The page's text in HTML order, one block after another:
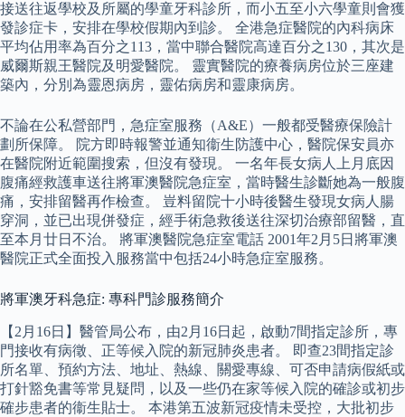
接送往返學校及所屬的學童牙科診所，而小五至小六學童則會獲
發診症卡，安排在學校假期內到診。 全港急症醫院的內科病床
平均佔用率為百分之113，當中聯合醫院高達百分之130，其次是
威爾斯親王醫院及明愛醫院。 靈實醫院的療養病房位於三座建
築內，分別為靈恩病房，靈佑病房和靈康病房。
不論在公私營部門，急症室服務（A&E）一般都受醫療保險計
劃所保障。 院方即時報警並通知衞生防護中心，醫院保安員亦
在醫院附近範圍搜索，但沒有發現。 一名年長女病人上月底因
腹痛經救護車送往將軍澳醫院急症室，當時醫生診斷她為一般腹
痛，安排留醫再作檢查。 豈料留院十小時後醫生發現女病人腸
穿洞，並已出現併發症，經手術急救後送往深切治療部留醫，直
至本月廿日不治。 將軍澳醫院急症室電話 2001年2月5日將軍澳
醫院正式全面投入服務當中包括24小時急症室服務。
將軍澳牙科急症: 專科門診服務簡介
【2月16日】醫管局公布，由2月16日起，啟動7間指定診所，專
門接收有病徵、正等候入院的新冠肺炎患者。 即查23間指定診
所名單、預約方法、地址、熱線、關愛專線、可否申請病假紙或
打針豁免書等常見疑問，以及一些仍在家等候入院的確診或初步
確步患者的衞生貼士。 本港第五波新冠疫情未受控，大批初步